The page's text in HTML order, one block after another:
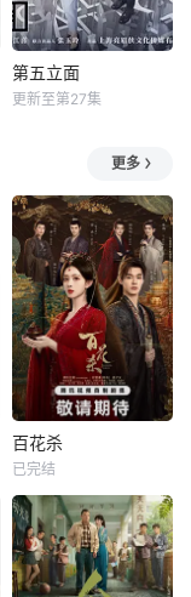
第五立面
更新至第27集
更多
百花杀
已完结